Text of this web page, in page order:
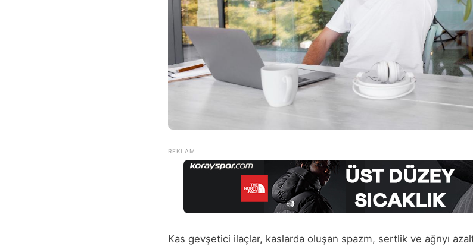
Kas gevşetici ilaçlar, kaslarda oluşan spazm, sertlik ve ağrıyı